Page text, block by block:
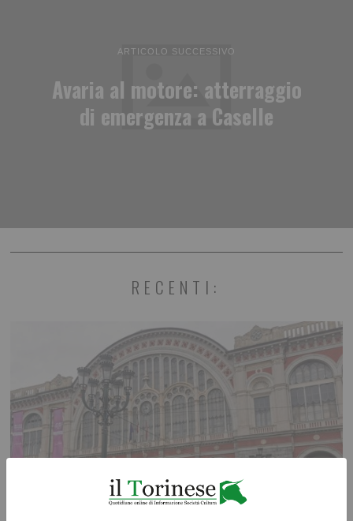
ARTICOLO SUCCESSIVO
Avaria al motore: atterraggio
di emergenza a Caselle
RECENTI: